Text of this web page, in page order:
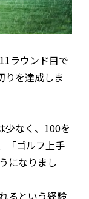
ラウンド目で
りを達成しま
少なく、100を
「ゴルフ上手
になりまし
るという経験